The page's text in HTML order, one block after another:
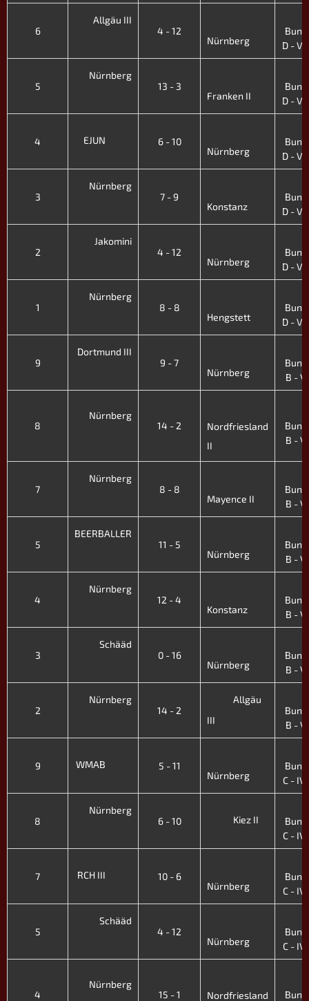
6
Allgäu III
4 - 12
Nürnberg
D -
5
Nürnberg
13 - 3
Franken II
D -
4 EJUN 6 - 10
Nürnberg
D -
3
Nürnberg
7 - 9
Konstanz
D -
2
Jakomini
4 - 12
Nürnberg
D -
1
Nürnberg
8 - 8
Hengstett
D -
9
Dortmund III
9 - 7
Nürnberg
B -
8
Nürnberg
14 - 2
Nordfriesland
II
B -
7
Nürnberg
8 - 8
Mayence II
B -
5
BEERBALLER
11 - 5
Nürnberg
B -
4
Nürnberg
12 - 4
Konstanz
B -
3
Schääd
0 - 16
Nürnberg
B -
2
Nürnberg
14 - 2
Allgäu
III
B -
9 WMAB 5 - 11
Nürnberg
C -
8
Nürnberg
6 - 10
Kiez II
C -
7 RCH III 10 - 6
Nürnberg
C -
5
Schääd
4 - 12
Nürnberg
C -
4
Nürnberg
15 - 1
Nordfriesland